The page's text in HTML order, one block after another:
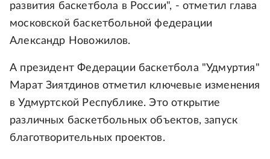
развития баскетбола в России", - отметил глава
московской баскетбольной федерации
Александр Новожилов.
А президент Федерации баскетбола "Удмуртия"
Марат Зиятдинов отметил ключевые изменения
в Удмуртской Республике. Это открытие
различных баскетбольных объектов, запуск
благотворительных проектов.